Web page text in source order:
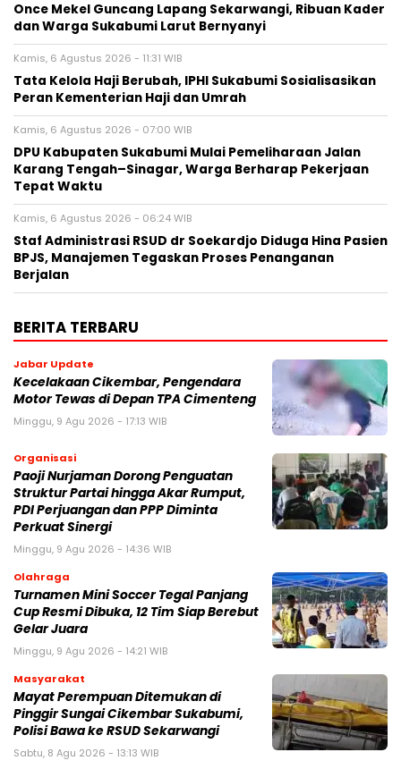
Once Mekel Guncang Lapang Sekarwangi, Ribuan Kader
dan Warga Sukabumi Larut Bernyanyi
Kamis, 6 Agustus 2026 - 11:31 WIB
Tata Kelola Haji Berubah, IPHI Sukabumi Sosialisasikan
Peran Kementerian Haji dan Umrah
Kamis, 6 Agustus 2026 - 07:00 WIB
‎DPU Kabupaten Sukabumi Mulai Pemeliharaan Jalan
Karang Tengah–Sinagar, Warga Berharap Pekerjaan
Tepat Waktu
Kamis, 6 Agustus 2026 - 06:24 WIB
Staf Administrasi RSUD dr Soekardjo Diduga Hina Pasien
BPJS, Manajemen Tegaskan Proses Penanganan
Berjalan
BERITA TERBARU
Jabar Update
Kecelakaan Cikembar, Pengendara
Motor Tewas di Depan TPA Cimenteng
Minggu, 9 Agu 2026 - 17:13 WIB
Organisasi
Paoji Nurjaman Dorong Penguatan
Struktur Partai hingga Akar Rumput,
PDI Perjuangan dan PPP Diminta
Perkuat Sinergi
Minggu, 9 Agu 2026 - 14:36 WIB
Olahraga
Turnamen Mini Soccer Tegal Panjang
Cup Resmi Dibuka, 12 Tim Siap Berebut
Gelar Juara
Minggu, 9 Agu 2026 - 14:21 WIB
Masyarakat
‎Mayat Perempuan Ditemukan di
Pinggir Sungai Cikembar Sukabumi,
Polisi Bawa ke RSUD Sekarwangi‎
Sabtu, 8 Agu 2026 - 13:13 WIB